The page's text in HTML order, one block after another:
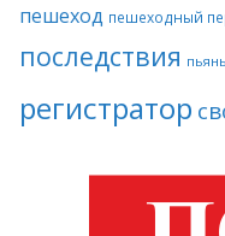
пешеход пешеходный
последствия
регистратор